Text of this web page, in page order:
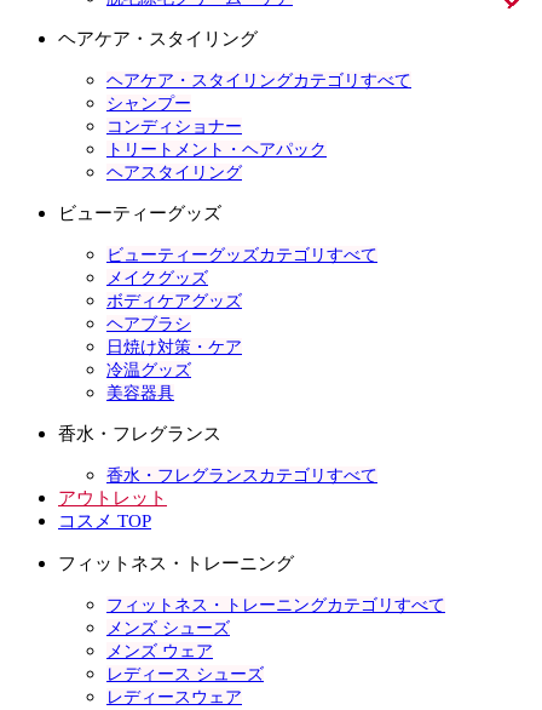
ヘアケア・スタイリング
ヘアケア・スタイリングカテゴリすべて
シャンプー
コンディショナー
トリートメント・ヘアパック
ヘアスタイリング
ビューティーグッズ
ビューティーグッズカテゴリすべて
メイクグッズ
ボディケアグッズ
ヘアブラシ
日焼け対策・ケア
冷温グッズ
美容器具
香水・フレグランス
香水・フレグランスカテゴリすべて
アウトレット
コスメ TOP
フィットネス・トレーニング
フィットネス・トレーニングカテゴリすべて
メンズ シューズ
メンズ ウェア
レディース シューズ
レディースウェア